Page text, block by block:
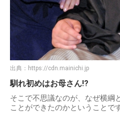
出典： https://cdn.mainichi.jp
馴れ初めはお母さん!?
そこで不思議なのが、なぜ横綱
ことができたのかということで